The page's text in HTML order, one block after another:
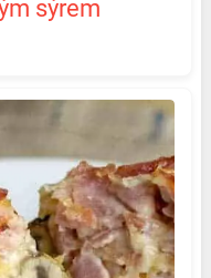
sýrem